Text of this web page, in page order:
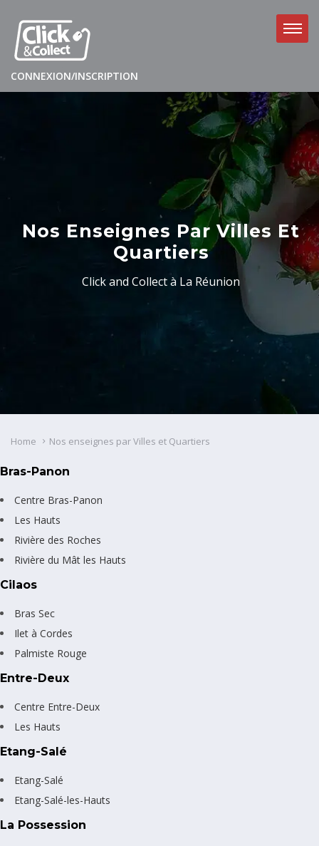
CONNEXION/INSCRIPTION
Nos Enseignes Par Villes Et
Quartiers
Click and Collect à La Réunion
Home Nos enseignes par Villes et Quartiers
Bras-Panon
Centre Bras-Panon
Les Hauts
Rivière des Roches
Rivière du Mât les Hauts
Cilaos
Bras Sec
Ilet à Cordes
Palmiste Rouge
Entre-Deux
Centre Entre-Deux
Les Hauts
Etang-Salé
Etang-Salé
Etang-Salé-les-Hauts
La Possession